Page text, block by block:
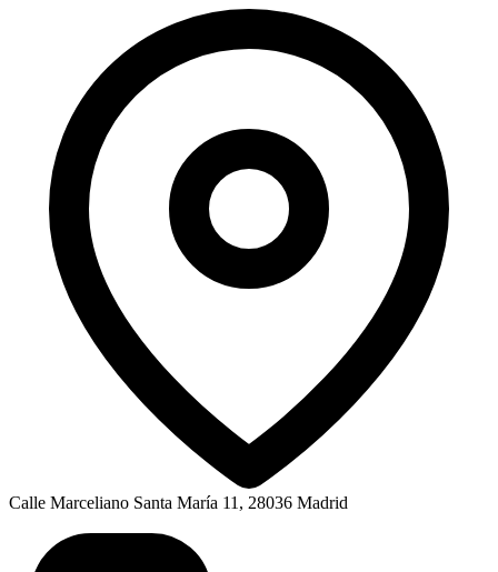
Calle Marceliano Santa María 11, 28036 Madrid